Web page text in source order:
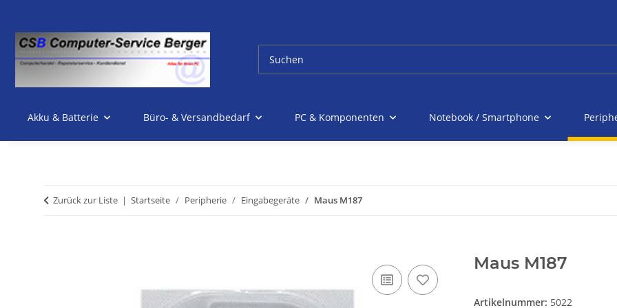
Akku & Batterie Büro- & Versandbedarf PC & Komponenten Notebook / Smartphone
Zurück zur Liste Startseite Peripherie Eingabegeräte Maus M187
Maus M187
Artikelnummer: 5022